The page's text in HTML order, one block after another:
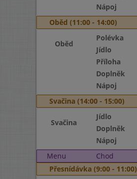
Nápoj
Oběd (11:00 - 14:00)
Oběd
Polévka
Jídlo
Příloha
Doplněk
Nápoj
Svačina (14:00 - 15:00)
Svačina
Jídlo
Doplněk
Nápoj
Menu
Chod
Přesnídávka (9:00 - 11:00)